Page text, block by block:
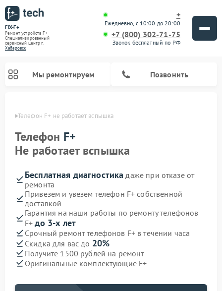
FIX-F+
Ремонт устройств F+
Специализированный
cервисный центр г.
Хабаровск
+
Ежедневно, с 10:00 до 20:00
+7 (800) 302-71-75
Звонок бесплатный по РФ
Мы ремонтируем Позвонить
Телефон F+ не работает вспышка
Телефон F+
Не работает вспышка
Бесплатная диагностика даже при отказе от
ремонта
Привезем и увезем телефон F+ собственной
доставкой
Гарантия на наши работы по ремонту телефонов
F+до 3-х лет
Срочный ремонт телефонов F+ в течении часа
Скидка для вас до 20%
Получите 1500 рублей на ремонт
Оригинальные комплектующие F+